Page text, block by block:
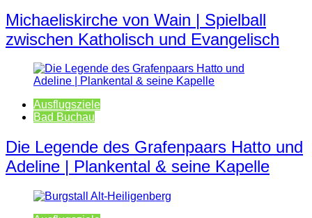
Michaeliskirche von Wain | Spielball
zwischen Katholisch und Evangelisch
Ausflugsziele
Bad Buchau
Die Legende des Grafenpaars Hatto und
Adeline | Plankental & seine Kapelle